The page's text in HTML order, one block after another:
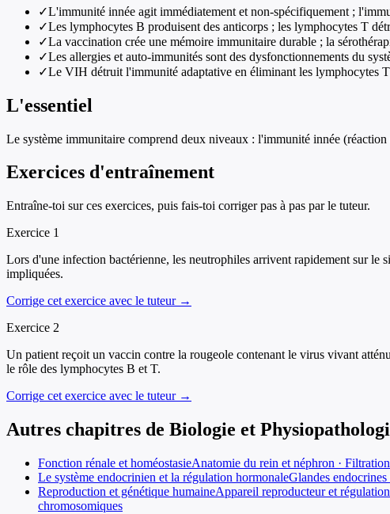
✓L'immunité innée agit immédiatement et non-spécifiquement ;
✓Les lymphocytes B produisent des anticorps ; les lymphocytes T
✓La vaccination crée une mémoire immunitaire durable ; la
✓Les allergies et auto-immunités sont des dysfonctionnements du
✓Le VIH détruit l'immunité adaptative en éliminant les lymphocytes
L'essentiel
Le système immunitaire comprend deux niveaux : l'immunité innée
Exercices d'entraînement
Entraîne-toi sur ces exercices, puis fais-toi corriger pas à pas par le tuteur.
Exercice 1
Lors d'une infection bactérienne, les neutrophiles arrivent rapidement sur le
impliquées.
Corrige cet exercice avec le tuteur →
Exercice 2
Un patient reçoit un vaccin contre la rougeole contenant le virus vivant
le rôle des lymphocytes B et T.
Corrige cet exercice avec le tuteur →
Autres chapitres de Biologie et
Fonction rénale et homéostasieAnatomie du rein et néphron ·
Le système endocrinien et la régulation hormonaleGlandes
Reproduction et génétique humaineAppareil reproducteur et
chromosomiques